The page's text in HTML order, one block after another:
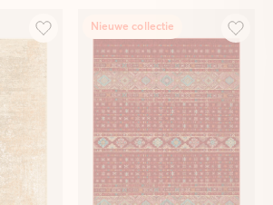
Nieuwe collectie